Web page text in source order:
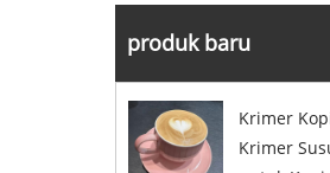
produk baru
Krimer
Krimer